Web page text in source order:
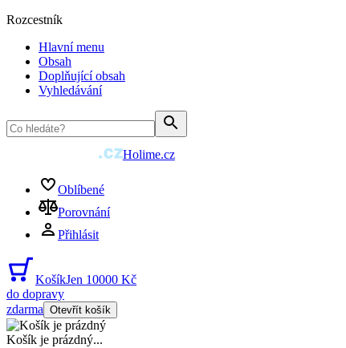
Rozcestník
Hlavní menu
Obsah
Doplňující obsah
Vyhledávání
Holime.cz
Oblíbené
Porovnání
Přihlásit
KošíkJen 10000 Kč
do dopravy
zdarma Otevřít košík
Košík je prázdný...